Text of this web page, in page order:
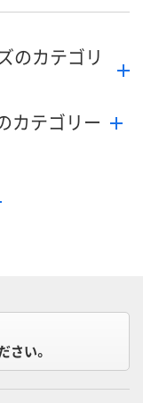
のカテゴリ
カテゴリー
さい。